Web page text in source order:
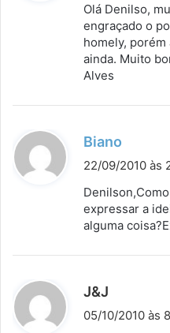
Olá Denilso,
engraçado o
homely,
ainda. Muito
Alves
Biano
i
s
e
22/09/2010 às
expressar a
alguma
J&J
i
05/10/2010 às